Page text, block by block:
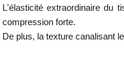
L'élasticité extraordinaire du
compression forte.
De plus, la texture canalisant